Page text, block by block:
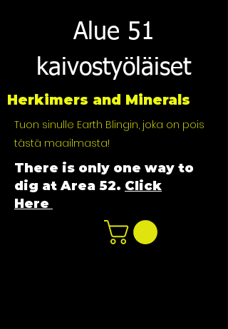
Alue 51
kaivostyöläiset
Herkimers and Minerals
Tuon sinulle Earth Blingin, joka on pois
tästä maailmasta!
There is only one way to
dig at Area 52. Click
Here